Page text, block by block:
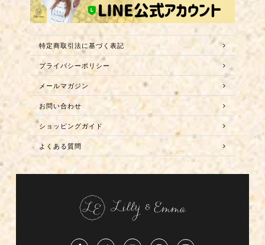
特定商取引法に基づく表記
プライバシーポリシー
メールマガジン
お問い合わせ
ショッピングガイド
よくある質問